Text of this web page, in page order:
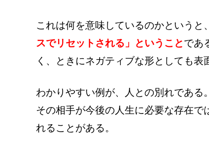
これは何を意味しているのかというと、
スでリセットされる」ということであ
く、ときにネガティブな形としても表
わかりやすい例が、人との別れである
その相手が今後の人生に必要な存在で
れることがある。